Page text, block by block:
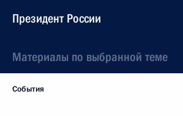
Президент России
Материалы по выбранной теме
События